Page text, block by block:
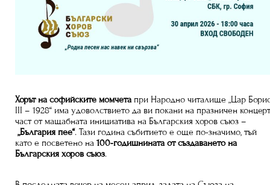
Хорът на софийските момчетапри Народно читалище „Цар
III – 1928“ има удоволствието да ви покани на празничен
част от мащабната инициатива на Българския хоров съюз –
„България пее“. Тази година събитието е още по-значимо, тъй
като е посветено на100-годишнината от създаването на
Българския хоров съюз.